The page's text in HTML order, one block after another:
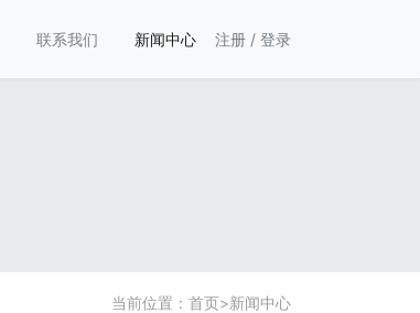
联系我们 新闻中心 注册 / 登录
当前位置： 首页>新闻中心